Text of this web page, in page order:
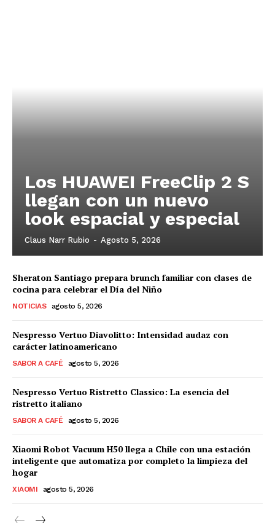
Los HUAWEI FreeClip 2 S
llegan con un nuevo
look espacial y especial
Claus Narr Rubio - Agosto 5, 2026
Sheraton Santiago prepara brunch familiar con clases de
cocina para celebrar el Día del Niño
NOTICIAS agosto 5, 2026
Nespresso Vertuo Diavolitto: Intensidad audaz con
carácter latinoamericano
SABOR A CAFÉ agosto 5, 2026
Nespresso Vertuo Ristretto Classico: La esencia del
ristretto italiano
SABOR A CAFÉ agosto 5, 2026
Xiaomi Robot Vacuum H50 llega a Chile con una estación
inteligente que automatiza por completo la limpieza del
hogar
XIAOMI agosto 5, 2026